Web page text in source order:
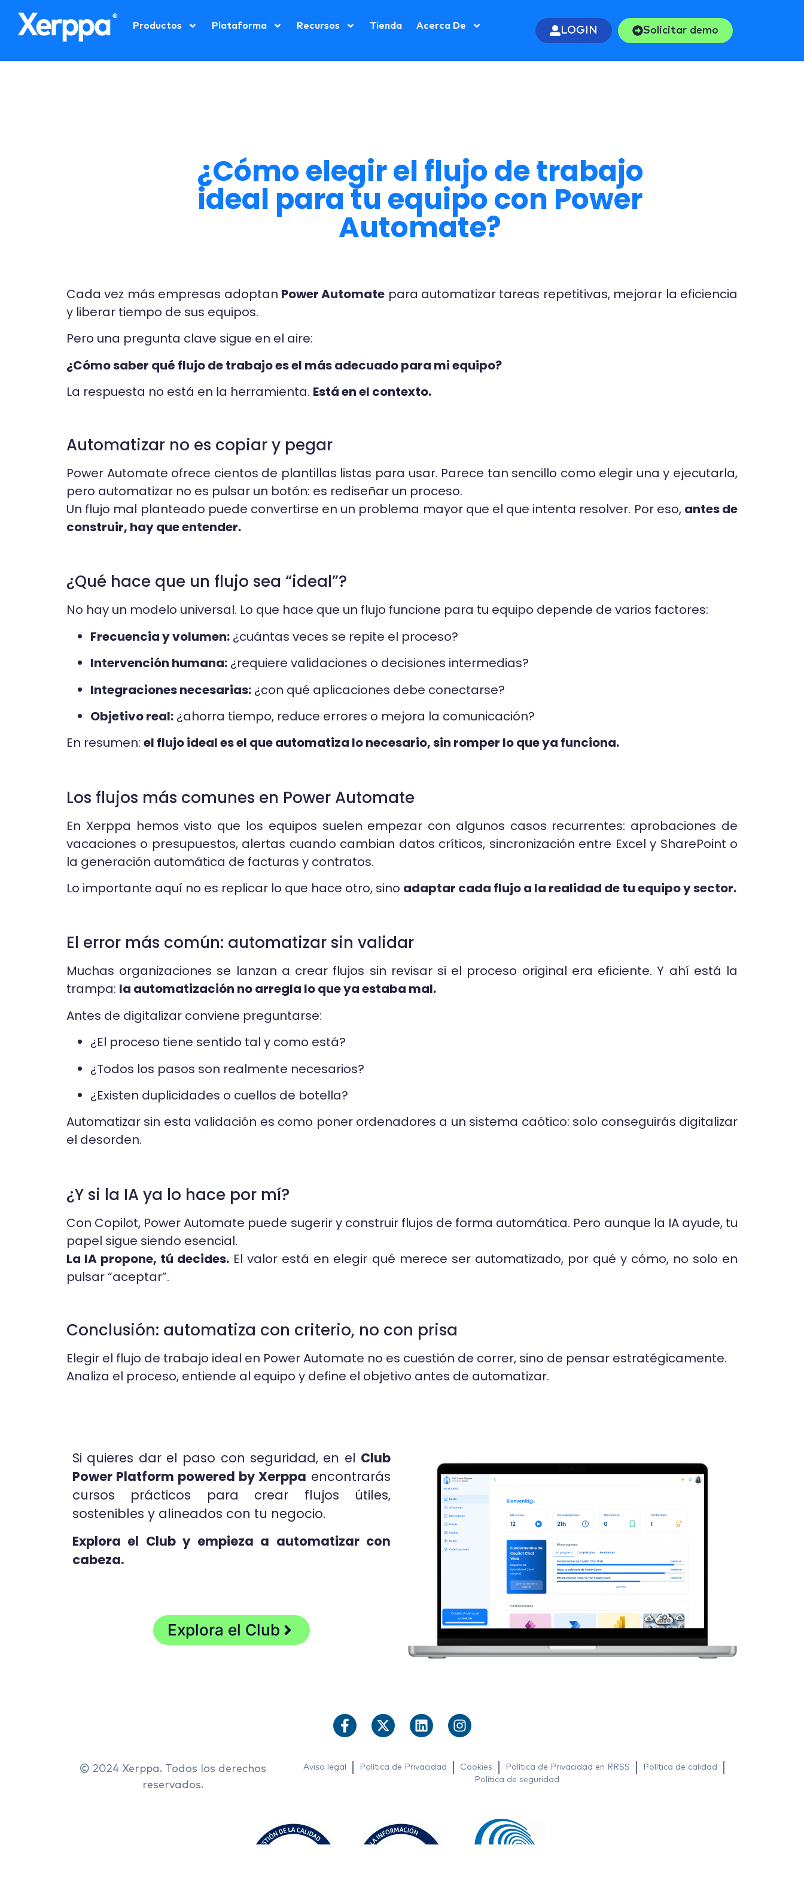
Productos Plataforma Recursos Tienda Acerca De LOGIN Solicitar demo
¿Cómo elegir el flujo de trabajo
ideal para tu equipo con Power
Automate?
Cada vez más empresas adoptan Power Automate para automatizar tareas repetitivas, mejorar la eficiencia
y liberar tiempo de sus equipos.
Pero una pregunta clave sigue en el aire:
¿Cómo saber qué flujo de trabajo es el más adecuado para mi equipo?
La respuesta no está en la herramienta. Está en el contexto.
Automatizar no es copiar y pegar
Power Automate ofrece cientos de plantillas listas para usar. Parece tan sencillo como elegir una y ejecutarla,
pero automatizar no es pulsar un botón: es rediseñar un proceso.
Un flujo mal planteado puede convertirse en un problema mayor que el que intenta resolver. Por eso, antes de
construir, hay que entender.
¿Qué hace que un flujo sea “ideal”?
No hay un modelo universal. Lo que hace que un flujo funcione para tu equipo depende de varios factores:
Frecuencia y volumen: ¿cuántas veces se repite el proceso?
Intervención humana: ¿requiere validaciones o decisiones intermedias?
Integraciones necesarias: ¿con qué aplicaciones debe conectarse?
Objetivo real: ¿ahorra tiempo, reduce errores o mejora la comunicación?
En resumen: el flujo ideal es el que automatiza lo necesario, sin romper lo que ya funciona.
Los flujos más comunes en Power Automate
En Xerppa hemos visto que los equipos suelen empezar con algunos casos recurrentes: aprobaciones de
vacaciones o presupuestos, alertas cuando cambian datos críticos, sincronización entre Excel y SharePoint o
la generación automática de facturas y contratos.
Lo importante aquí no es replicar lo que hace otro, sino adaptar cada flujo a la realidad de tu equipo y sector.
El error más común: automatizar sin validar
Muchas organizaciones se lanzan a crear flujos sin revisar si el proceso original era eficiente. Y ahí está la
trampa: la automatización no arregla lo que ya estaba mal.
Antes de digitalizar conviene preguntarse:
¿El proceso tiene sentido tal y como está?
¿Todos los pasos son realmente necesarios?
¿Existen duplicidades o cuellos de botella?
Automatizar sin esta validación es como poner ordenadores a un sistema caótico: solo conseguirás digitalizar
el desorden.
¿Y si la IA ya lo hace por mí?
Con Copilot, Power Automate puede sugerir y construir flujos de forma automática. Pero aunque la IA ayude, tu
papel sigue siendo esencial.
La IA propone, tú decides. El valor está en elegir qué merece ser automatizado, por qué y cómo, no solo en
pulsar “aceptar”.
Conclusión: automatiza con criterio, no con prisa
Elegir el flujo de trabajo ideal en Power Automate no es cuestión de correr, sino de pensar estratégicamente.
Analiza el proceso, entiende al equipo y define el objetivo antes de automatizar.
Si quieres dar el paso con seguridad, en el Club
Power Platform powered by Xerppa encontrarás
cursos prácticos para crear flujos útiles,
sostenibles y alineados con tu negocio.
Explora el Club y empieza a automatizar con
cabeza.
Explora el Club
© 2024 Xerppa. Todos los derechos
reservados.
Aviso legal Política de Privacidad Cookies Política de Privacidad en RRSS
Política de calidad
Política de seguridad